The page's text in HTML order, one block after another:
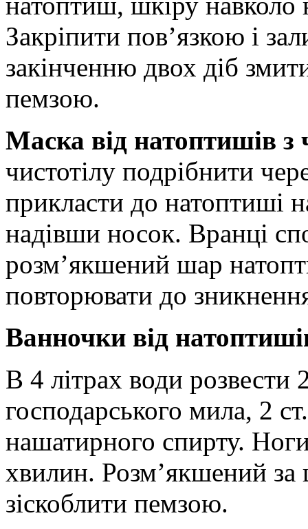
Закріпити пов’язкою і
закінченню двох діб
пемзою.
Маска від натоптишів з
чистотілу подрібнити
прикласти до натоптиші
надівши носок. Вранці
розм’якшений шар
повторювати до
Ванночки від
В 4 літрах води розвести
господарського мила, 2
нашатирного спирту.
хвилин. Розм’якшений за
зіскоблити пемзою.